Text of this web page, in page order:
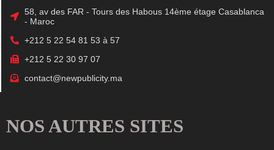
58, av des FAR - Tours des Habous 14ème étage Casablanca
- Maroc
+212 5 22 54 81 53 à 57
+212 5 22 30 97 07
contact@newpublicity.ma
NOS AUTRES SITES